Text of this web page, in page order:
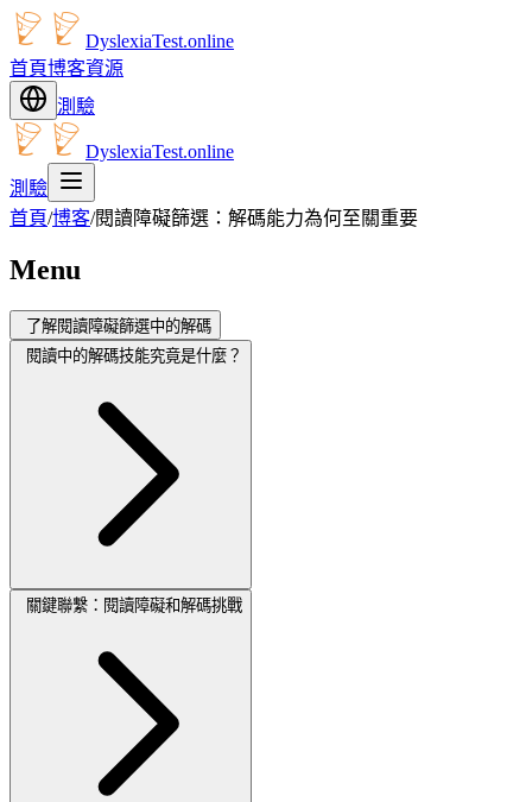
DyslexiaTest.online
首頁博客資源
測驗
DyslexiaTest.online
測驗
首頁/博客/閱讀障礙篩選：解碼能力為何至關重要
Menu
了解閱讀障礙篩選中的解碼
閱讀中的解碼技能究竟是什麼？
關鍵聯繫：閱讀障礙和解碼挑戰